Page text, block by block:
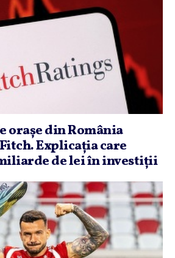
oraşe din România
Explicaţia care
de lei în investiţii